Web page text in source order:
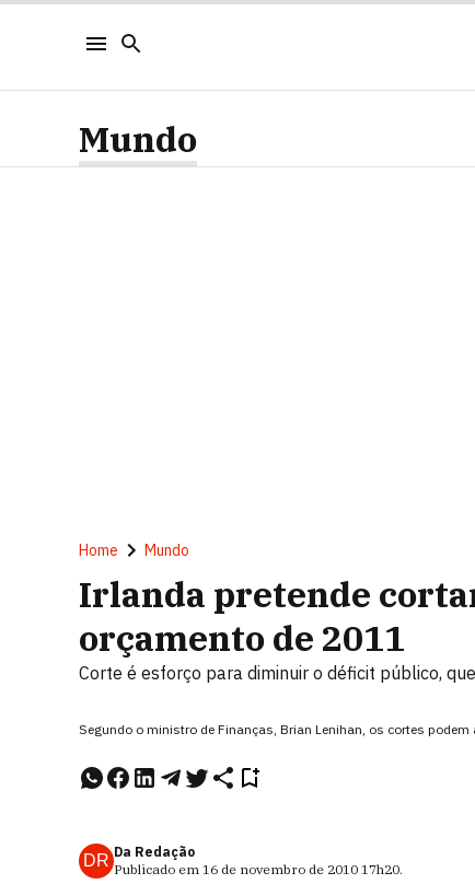
Mundo
Home Mundo
Irlanda pretende
orçamento de 2011
Corte é esforço para diminuir o déficit público,
Segundo o ministro de Finanças, Brian Lenihan, os cortes
DR Da Redação
Publicado em 16 de novembro de 2010 17h20.